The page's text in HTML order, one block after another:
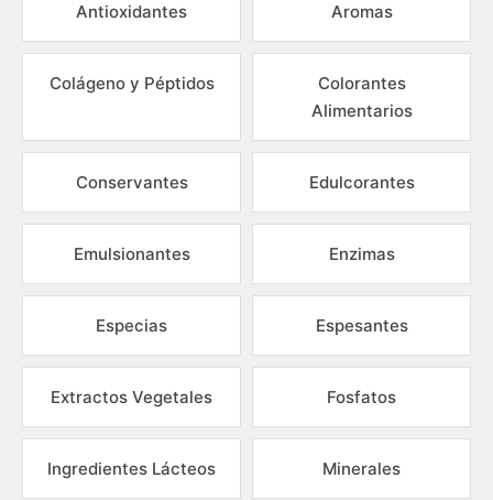
Antioxidantes Aromas
Colágeno y Péptidos
Colorantes
Alimentarios
Conservantes Edulcorantes
Emulsionantes Enzimas
Especias Espesantes
Extractos Vegetales Fosfatos
Ingredientes Lácteos Minerales